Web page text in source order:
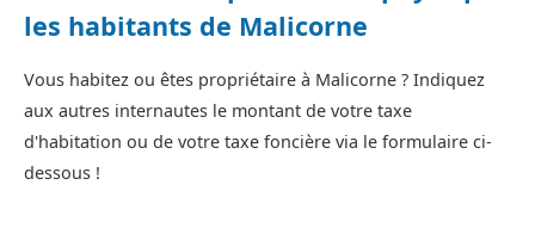
les habitants de Malicorne
Vous habitez ou êtes propriétaire à Malicorne ? Indiquez
aux autres internautes le montant de votre taxe
d'habitation ou de votre taxe foncière via le formulaire ci-
dessous !